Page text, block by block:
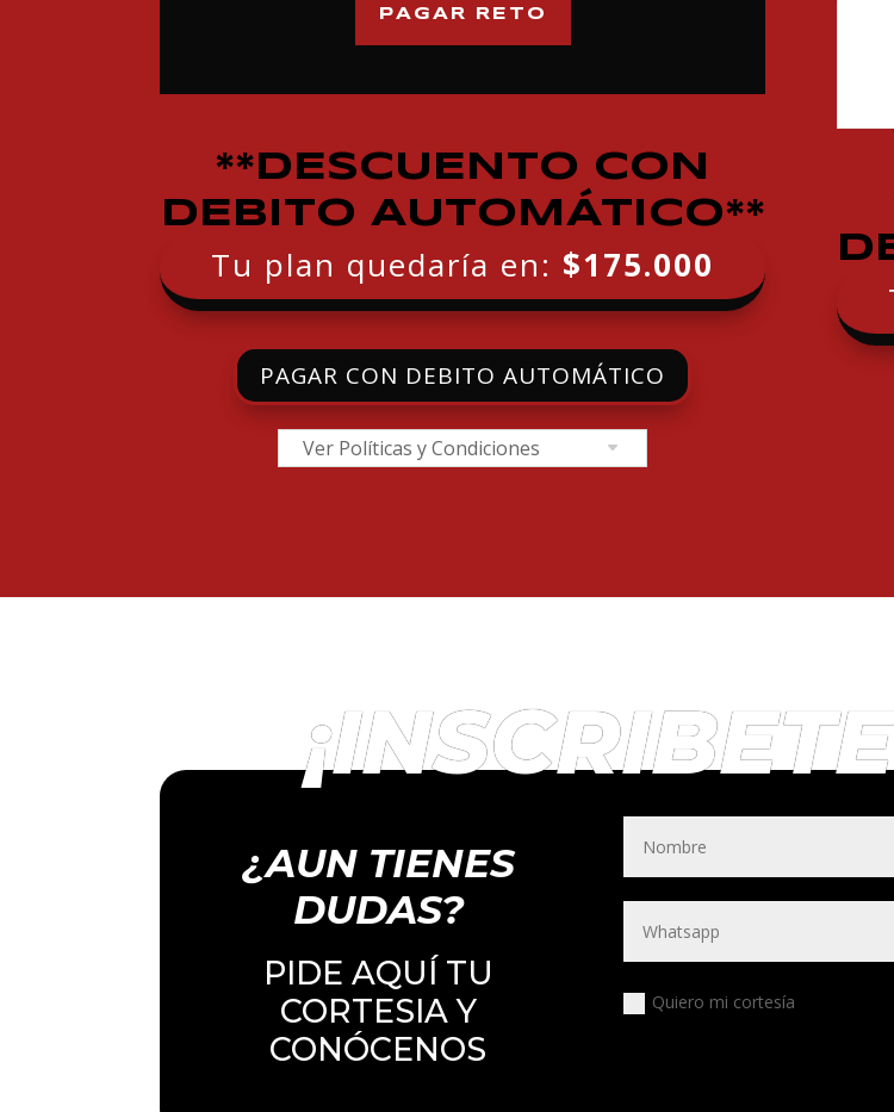
PAGAR RETO
**DESCUENTO CON
DEBITO AUTOMÁTICO**
Tu plan quedaría en: $175.000
PAGAR CON DEBITO AUTOMÁTICO
Ver Políticas y Condiciones
¿AUN TIENES
DUDAS?
PIDE AQUÍ TU
CORTESIA Y
CONÓCENOS
Quiero mi cortesía